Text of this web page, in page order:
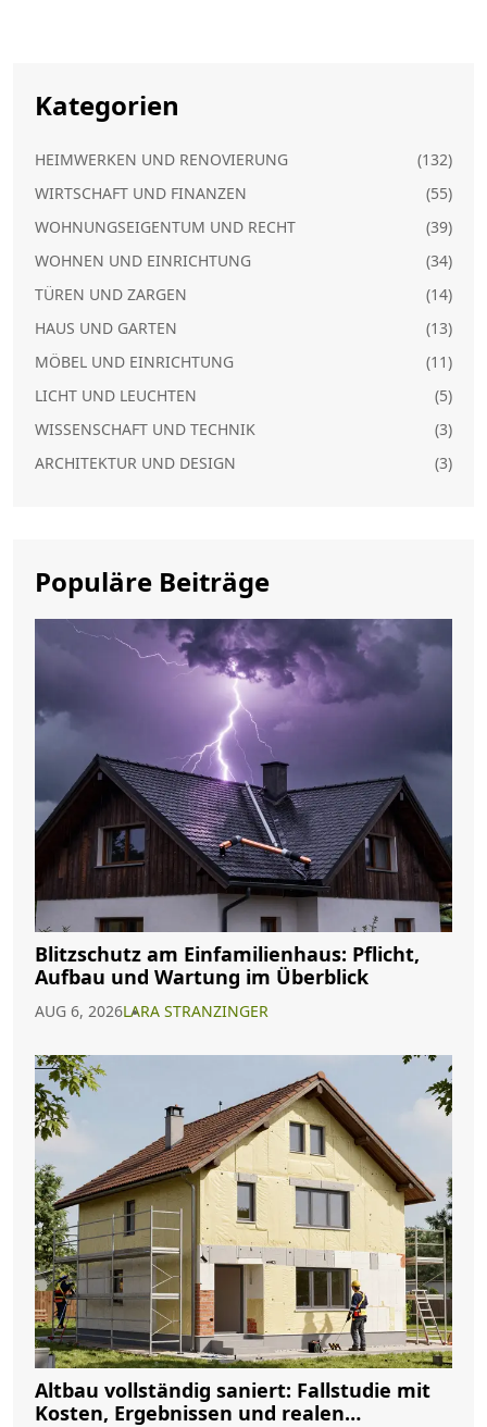
Kategorien
HEIMWERKEN UND RENOVIERUNG
(132)
WIRTSCHAFT UND FINANZEN
(55)
WOHNUNGSEIGENTUM UND RECHT
(39)
WOHNEN UND EINRICHTUNG
(34)
TÜREN UND ZARGEN
(14)
HAUS UND GARTEN
(13)
MÖBEL UND EINRICHTUNG
(11)
LICHT UND LEUCHTEN
(5)
WISSENSCHAFT UND TECHNIK
(3)
ARCHITEKTUR UND DESIGN
(3)
Populäre Beiträge
Blitzschutz am Einfamilienhaus: Pflicht,
Aufbau und Wartung im Überblick
AUG 6, 2026LARA STRANZINGER
Altbau vollständig saniert: Fallstudie mit
Kosten, Ergebnissen und realen